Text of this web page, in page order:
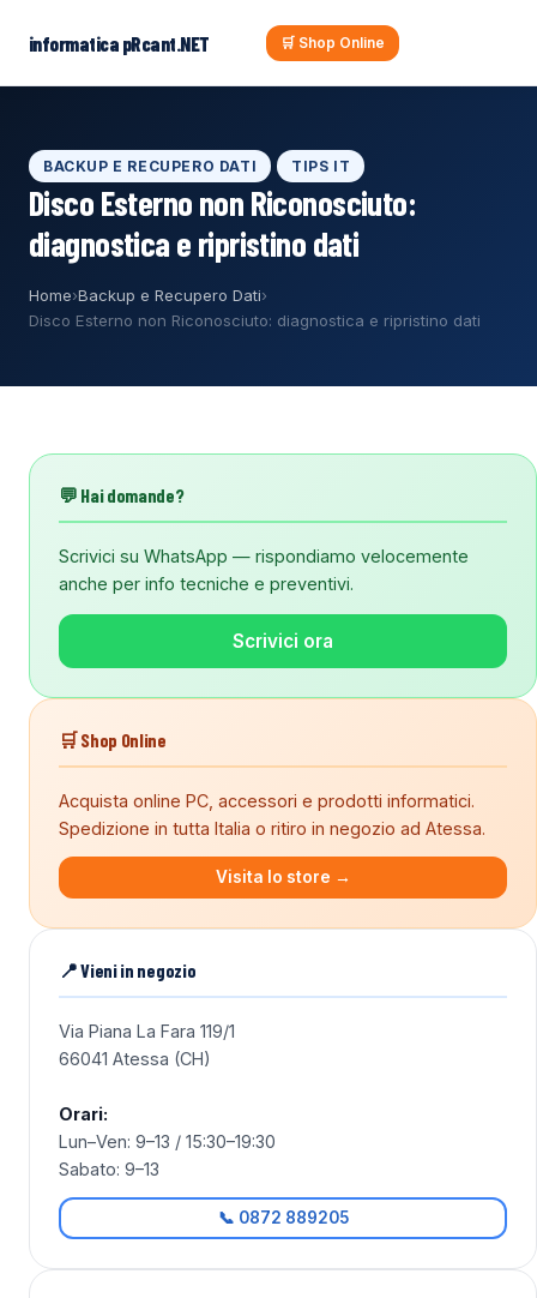
contenuto
informatica pRcant.NET 🛒 Shop Online
BACKUP E RECUPERO DATI TIPS IT
Disco Esterno non Riconosciuto:
diagnostica e ripristino dati
Home›Backup e Recupero Dati›
Disco Esterno non Riconosciuto: diagnostica e ripristino dati
💬 Hai domande?
Scrivici su WhatsApp — rispondiamo velocemente
anche per info tecniche e preventivi.
Scrivici ora
🛒 Shop Online
Acquista online PC, accessori e prodotti informatici.
Spedizione in tutta Italia o ritiro in negozio ad Atessa.
Visita lo store →
📍 Vieni in negozio
Via Piana La Fara 119/1
66041 Atessa (CH)
Orari:
Lun–Ven: 9–13 / 15:30–19:30
Sabato: 9–13
📞 0872 889205